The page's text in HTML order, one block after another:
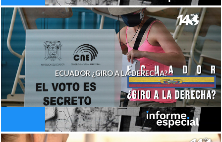
ECUADOR ¿GIRO A LA DERECHA?